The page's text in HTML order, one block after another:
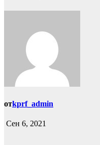
отkprf_admin
Сен 6, 2021